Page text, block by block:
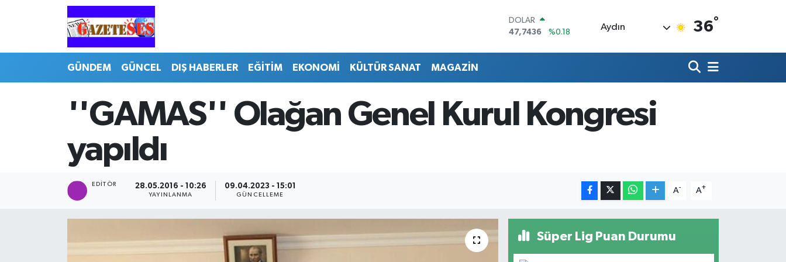
DOLAR
47,7436
%0.18
6660.55
BİST100
13.779
%-14
Aydın 36°
GÜNDEM GÜNCEL DIŞ HABERLER EĞİTİM EKONOMİ KÜLTÜR SANAT MAGAZİN
''GAMAS'' Olağan Genel Kurul Kongresi
yapıldı
EDITÖR 28.05.2016 - 10:26
YAYINLANMA
09.04.2023 - 15:01
GÜNCELLEME
A- A+
Süper Lig Puan Durumu